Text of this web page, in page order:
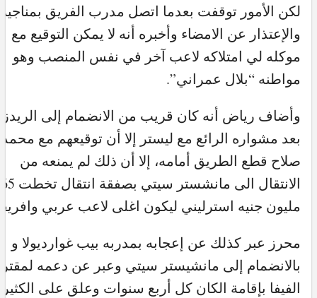
لكن الأمور توقفت بعدما اتصل مدرب الفريق
والإعتذار عن الامضاء وأخبره أنه لا يمكن التوقيع مع
موكله لي امتلاكه لاعب آخر في نفس المنصب وهو
مواطنه “بلال عمراني”.
وأضاف رياض أنه كان قريب من الانضمام إلى الريدز
بعد مشواره الرائع مع ليستر إلا أن توقيعهم مع محمد
صلاح قطع الطريق أمامه، إلا أن ذلك لم يمنعه من
الانتقال الى مانشستر سيتي بصفقة انتقال تخطت 65
مليون جنيه استرليني ليكون اغلى لاعب عربي
محرز عبر كذلك عن إعجابه بمدربه بيب غوارديولا و
بالانضمام إلى مانشيستر سيتي وعبر عن دعمه
الفيفا بإقامة الكان كل أربع سنوات وعلق على الكثير